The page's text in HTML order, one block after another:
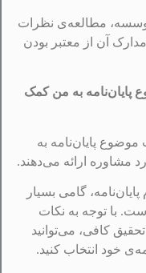
مطالعه‌ی نظرات
آن از معتبر بودن
پایان‌نامه به من کمک
پایان‌نامه به
مشاوره ارائه می‌دهند.
گامی بسیار
با توجه به نکات
کافی، می‌توانید
خود انتخاب کنید.